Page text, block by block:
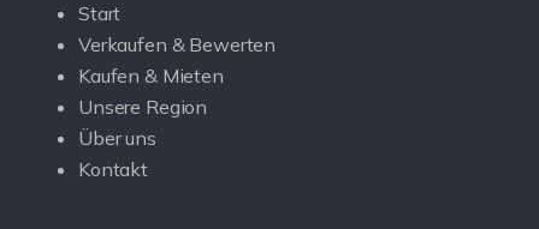
Start
Verkaufen & Bewerten
Kaufen & Mieten
Unsere Region
Über uns
Kontakt